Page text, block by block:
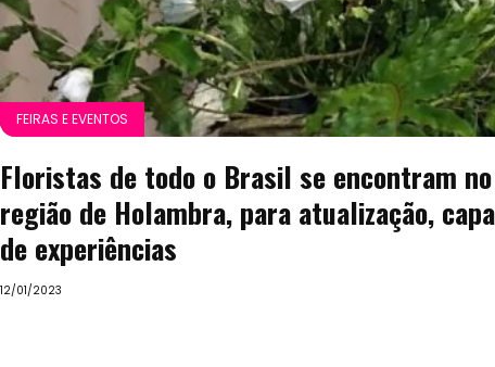
FEIRAS E EVENTOS
Floristas de todo o Brasil se encontram
região de Holambra, para atualização,
de experiências
12/01/2023